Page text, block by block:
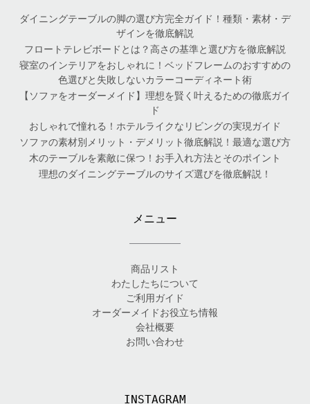
ダイニングテーブルの脚の選び方完全ガイド！種類・素材・デ
ザインを徹底解説
フロートテレビボードとは？高さの基準と選び方を徹底解説
寝室のインテリアをおしゃれに！ベッドフレームのおすすめの
色選びと失敗しないカラーコーディネート術
【ソファをオーダーメイド】理想を賢く叶えるための徹底ガイ
ド
おしゃれで憧れる！ホテルライクなリビングの実現ガイド
ソファの素材別メリット・デメリット徹底解説！最適な選び方
木のテーブルを素敵に保つ！お手入れ方法とそのポイント
理想のダイニングテーブルのサイズ選びを徹底解説！
メニュー
商品リスト
わたしたちについて
ご利用ガイド
オーダーメイドお役立ち情報
会社概要
お問い合わせ
INSTAGRAM